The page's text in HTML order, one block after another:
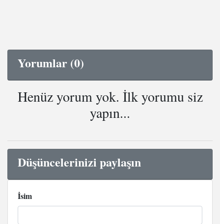
Yorumlar (0)
Henüz yorum yok. İlk yorumu siz
yapın...
Düşüncelerinizi paylaşın
İsim